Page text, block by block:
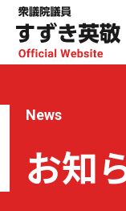
News
お知